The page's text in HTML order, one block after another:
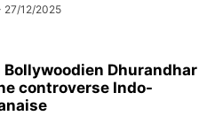
27/12/2025
Bollywoodien Dhurandhar
controverse Indo-